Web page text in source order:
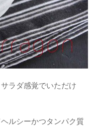
ラダ感覚でいただけ
ルシーかつタンパク質